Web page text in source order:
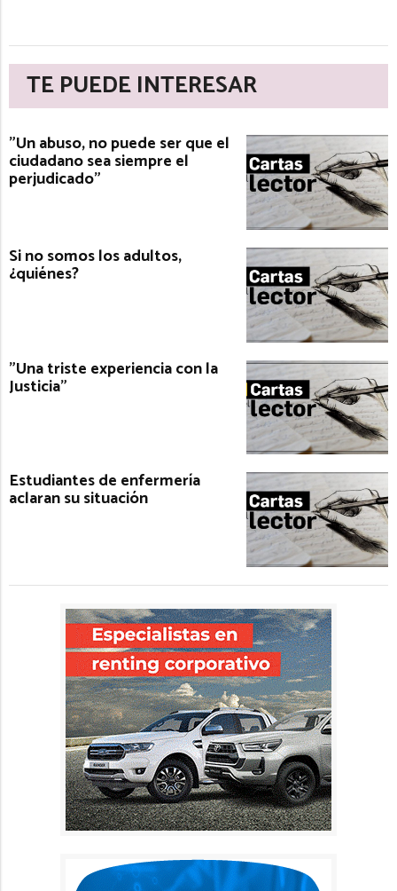
TE PUEDE INTERESAR
"Un abuso, no puede ser que el
ciudadano sea siempre el
perjudicado"
Si no somos los adultos,
¿quiénes?
"Una triste experiencia con la
Justicia"
Estudiantes de enfermería
aclaran su situación